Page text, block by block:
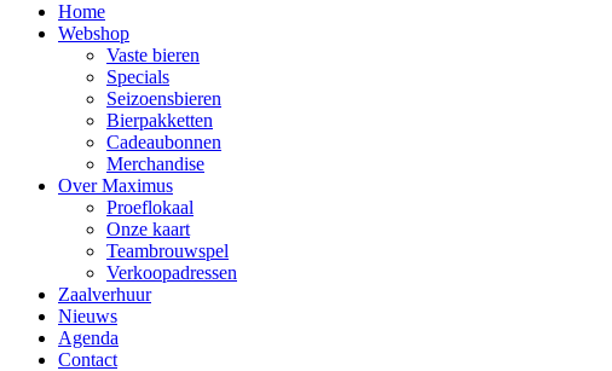
Home
Webshop
Vaste bieren
Specials
Seizoensbieren
Bierpakketten
Cadeaubonnen
Merchandise
Over Maximus
Proeflokaal
Onze kaart
Teambrouwspel
Verkoopadressen
Zaalverhuur
Nieuws
Agenda
Contact